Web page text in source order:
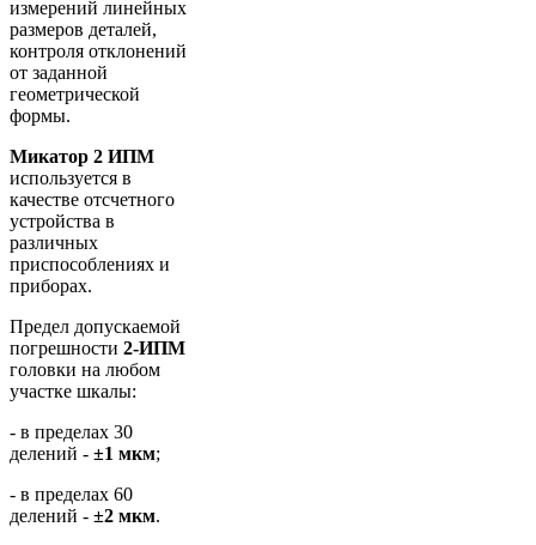
измерений линейных
размеров деталей,
контроля отклонений
от заданной
геометрической
формы.
Микатор 2 ИПМ
используется в
качестве отсчетного
устройства в
различных
приспособлениях и
приборах.
Предел допускаемой
погрешности 2-ИПМ
головки на любом
участке шкалы:
- в пределах 30
делений - ±1 мкм;
- в пределах 60
делений - ±2 мкм.